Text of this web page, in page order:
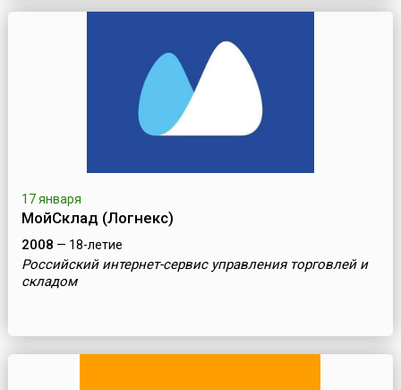
17 января
МойСклад (Логнекс)
2008 — 18-летие
Российский интернет-сервис управления торговлей и
складом